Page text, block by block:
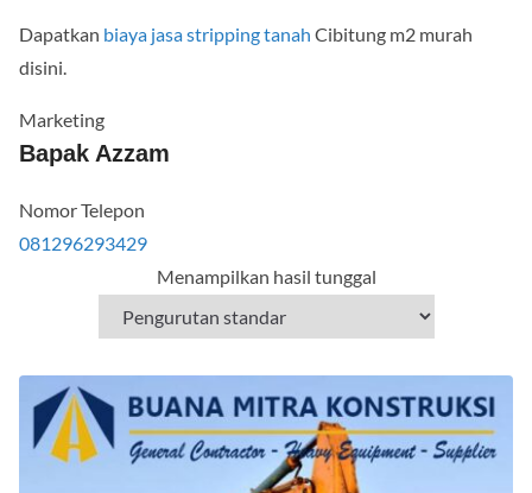
Dapatkan biaya jasa stripping tanah Cibitung m2 murah
disini.
Marketing
Bapak Azzam
Nomor Telepon
081296293429
Menampilkan hasil tunggal